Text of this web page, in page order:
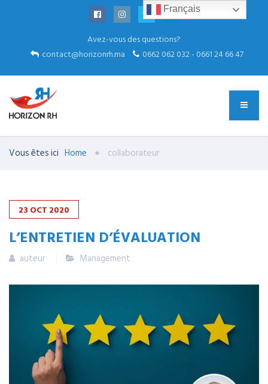
Avez-vous des questions?
contact@horizonrh.ma
0662 062 032 - 0661 24 66 47
Vous êtes ici Home collaborateur
23 OCT 2020
L’ENTRETIEN D’ÉVALUATION
auteur Management
Français